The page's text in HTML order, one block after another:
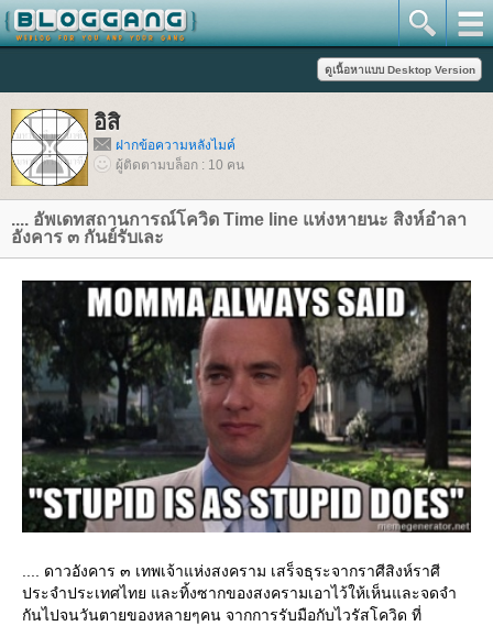
อิสิ
ฝากข้อความหลังไมค์
ผู้ติดตามบล็อก : 10 คน
.... อัพเดทสถานการณ์โควิด Time line แห่งหายนะ สิงห์อำลา
อังคาร ๓ กันย์รับเละ
.... ดาวอังคาร ๓ เทพเจ้าแห่งสงคราม เสร็จธุระจากราศีสิงห์ราศี
ประจำประเทศไทย และทิ้งซากของสงครามเอาไว้ให้เห็นและจดจำ
กันไปจนวันตายของหลายๆคน จากการรับมือกับไวรัสโควิด ที่